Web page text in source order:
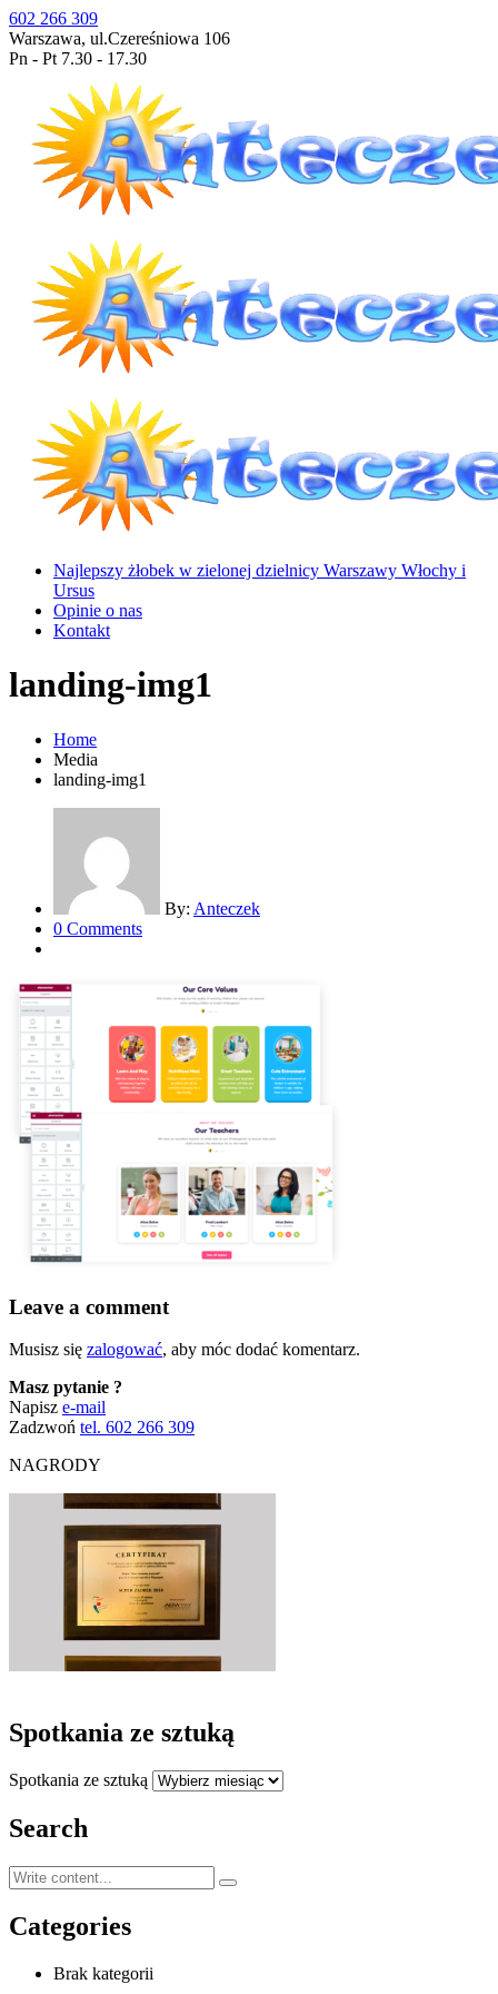
602 266 309
Warszawa, ul.Czereśniowa 106
Pn - Pt 7.30 - 17.30
Najlepszy żłobek w zielonej dzielnicy Warszawy Włochy i
Ursus
Opinie o nas
Kontakt
landing-img1
Home
Media
landing-img1
By: Anteczek
0 Comments
Leave a comment
Musisz się zalogować, aby móc dodać komentarz.
Masz pytanie ?
Napisz e-mail
Zadzwoń tel. 602 266 309
NAGRODY
Spotkania ze sztuką
Spotkania ze sztuką
Search
Categories
Brak kategorii